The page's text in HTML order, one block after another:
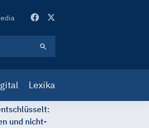
Lexika
und nicht-